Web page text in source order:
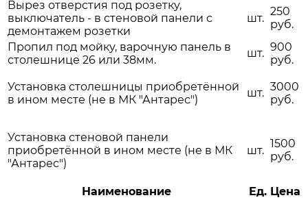
Вырез отверстия под розетку,
выключатель - в стеновой панели с
демонтажем розетки
шт.
250
руб.
Пропил под мойку, варочную панель в
столешнице 26 или 38мм.
шт. 900
руб.
Установка столешницы приобретённой
в ином месте (не в МК "Антарес")
шт. 3000
руб.
Установка стеновой панели
приобретённой в ином месте (не в МК
"Антарес")
шт.
1500
руб.
Наименование Ед. Цена